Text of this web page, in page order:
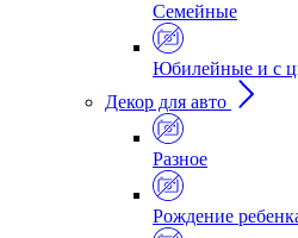
Семейные
Юбилейные и с
Декор для авто
Разное
Рождение